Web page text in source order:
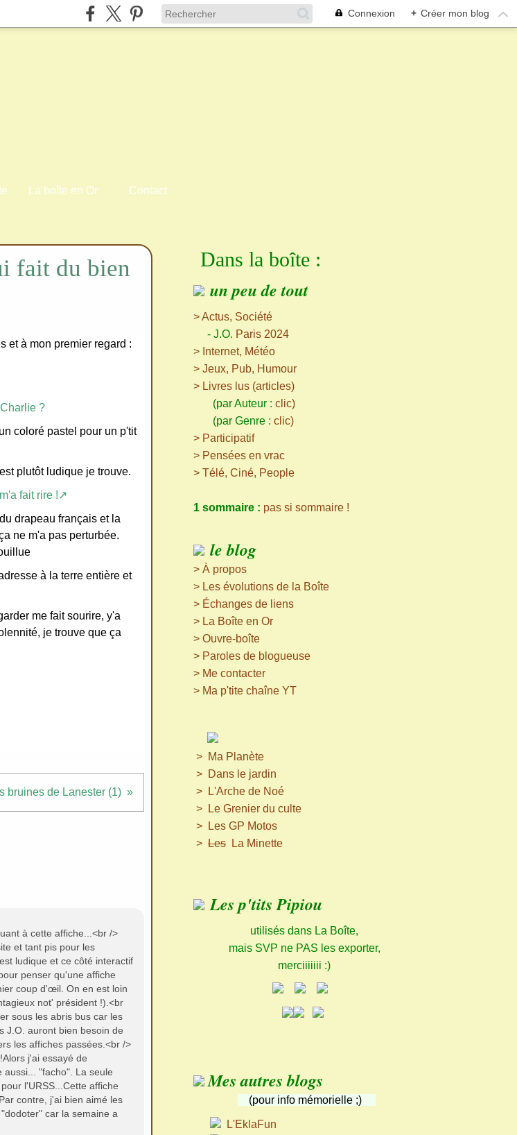
Connexion + Créer mon blog
La boîte en Or Contact
fait du bien
et à mon premier regard :
?
coloré pastel pour un p'tit
plutôt ludique je trouve.
fait rire !↗
drapeau français et la
ne m'a pas perturbée.
à la terre entière et
me fait sourire, y'a
je trouve que ça
bruines de Lanester (1)
à cette affiche...<br />
et tant pis pour les
ludique et ce côté interactif
penser qu'une affiche
coup d'œil. On en est loin
not' président !).<br
sous les abris bus car les
J.O. auront bien besoin de
les affiches passées.<br />
j'ai essayé de
"facho". La seule
l'URSS...Cette affiche
contre, j'ai bien aimé les
car la semaine a
Dans la boîte :
un peu de tout
> Actus, Société
- J.O. Paris 2024
> Internet, Météo
> Jeux, Pub, Humour
> Livres lus (articles)
(par Auteur : clic)
(par Genre : clic)
> Participatif
> Pensées en vrac
> Télé, Ciné, People
1 sommaire : pas si sommaire !
le blog
> À propos
> Les évolutions de la Boîte
> Échanges de liens
> La Boîte en Or
> Ouvre-boîte
> Paroles de blogueuse
> Me contacter
> Ma p'tite chaîne YT
> Ma Planète
> Dans le jardin
>
L'Arche de Noé
>
Le Grenier du culte
>
Les GP Motos
> Les La Minette
Les p'tits Pipiou
utilisés dans La Boîte,
mais SVP ne PAS les exporter,
merciiiiiii :)
Mes autres blogs
(pour info mémorielle ;)
L'EklaFun